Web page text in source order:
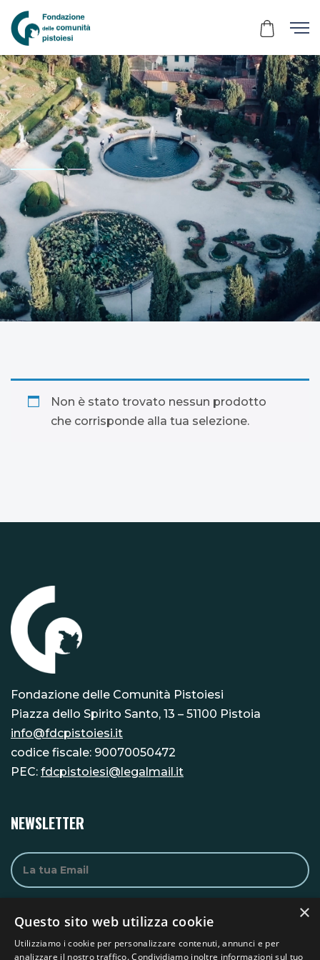
Non è stato trovato nessun prodotto
che corrisponde alla tua selezione.
Fondazione delle Comunità Pistoiesi
Piazza dello Spirito Santo, 13 – 51100 Pistoia
info@fdcpistoiesi.it
codice fiscale: 90070050472
PEC: fdcpistoiesi@legalmail.it
NEWSLETTER
×
Questo sito web utilizza cookie
Utilizziamo i cookie per personalizzare contenuti, annunci e per
analizzare il nostro traffico. Condividiamo inoltre informazioni sul tuo